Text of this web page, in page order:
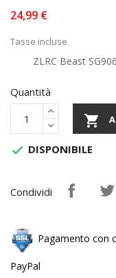
24,99 €
Tasse incluse
ZLRC Beast
Quantità

 DISPONIBILE
Condividi
Pagamento con
PayPal